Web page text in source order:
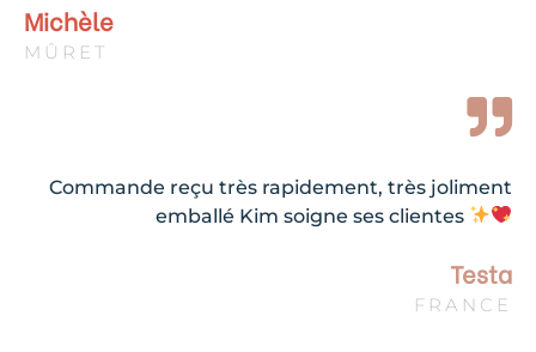
Michèle
MÛRET
Commande reçu très rapidement, très joliment
emballé Kim soigne ses clientes
Testa
FRANCE